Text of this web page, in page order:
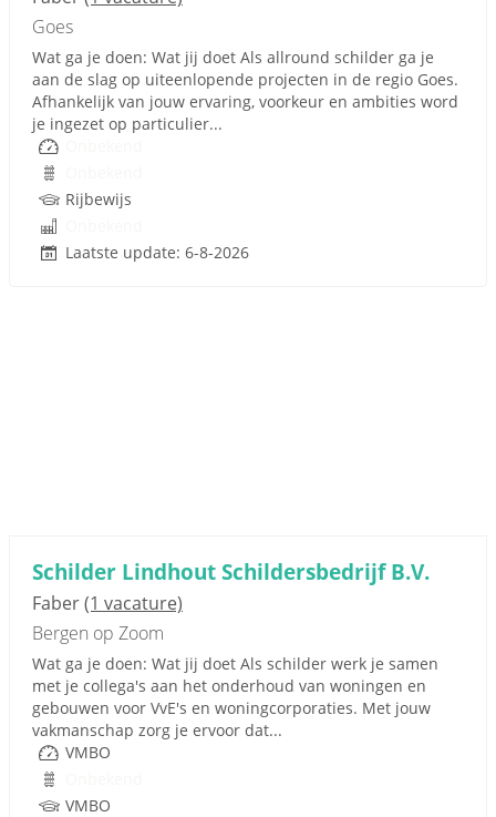
Goes
Wat ga je doen: Wat jij doet Als allround schilder ga je
aan de slag op uiteenlopende projecten in de regio Goes.
Afhankelijk van jouw ervaring, voorkeur en ambities word
je ingezet op particulier...
Rijbewijs
Laatste update: 6-8-2026
Schilder Lindhout Schildersbedrijf B.V.
Faber(1 vacature)
Bergen op Zoom
Wat ga je doen: Wat jij doet Als schilder werk je samen
met je collega's aan het onderhoud van woningen en
gebouwen voor VvE's en woningcorporaties. Met jouw
vakmanschap zorg je ervoor dat...
VMBO
VMBO